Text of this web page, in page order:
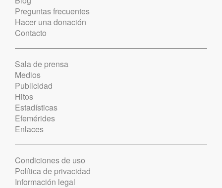
Preguntas frecuentes
Hacer una donación
Contacto
Sala de prensa
Medios
Publicidad
Hitos
Estadísticas
Efemérides
Enlaces
Condiciones de uso
Política de privacidad
Información legal